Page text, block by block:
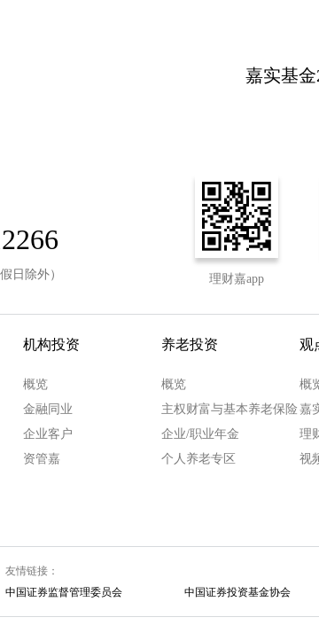
嘉实基
理财嘉app
日除外）
机构投资
概览
金融同业
企业客户
资管嘉
养老投资
概览
主权财富与基本养老保险
企业/职业年金
个人养老专区
观
概
嘉
理
视
友情链接：
中国证券监督管理委员会
中国证券投资基金协会